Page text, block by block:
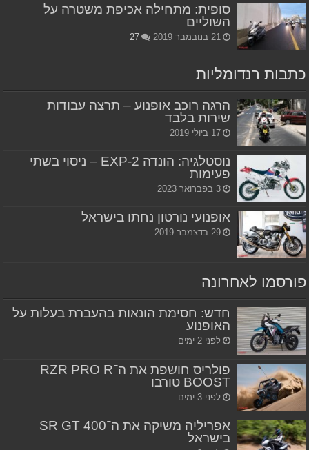
סופית: מתחילה אכיפת משטרה על
השוליים
21 בנובמבר 2019 27
כתבות רנדומליות
הרגה רוכב אופנוע – תרצה עבודות
שירות בלבד
17 ביולי 2019
נוסטלגיה: הונדה EXP-2 – ניסוי בשתי
פעימות
3 בפברואר 2023
אופנועי נורטון נחתו בישראל
29 בדצמבר 2019
פורסמו לאחרונה
חדש: חסימת הונאות בהעברת בעלות על
האופנוע
לפני 2 ימים
פולריס חושפת את ה־RZR PRO R
BOOST טורבו
לפני 3 ימים
אפריליה משיקה את ה־SR GT 400
בישראל